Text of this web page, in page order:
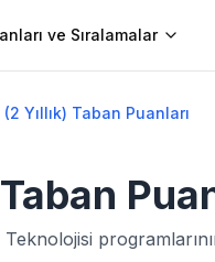
ve Sıralamalar
Yıllık) Taban Puanları
Taban
Teknolojisi